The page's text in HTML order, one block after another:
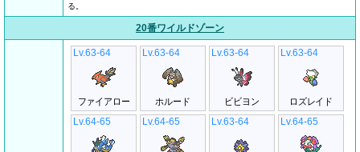
る。
20番ワイルドゾーン
Lv.63-64
ファイアロー
Lv.63-64
ホルード
Lv.63-64
ビビヨン
Lv.63-64
ロズレイド
Lv.64-65
Lv.64-65 Lv.63-64 Lv.64-65